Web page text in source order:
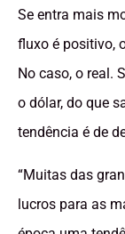
Se entra mais
fluxo é positivo,
No caso, o real.
o dólar, do que
tendência é de
“Muitas das
lucros para as